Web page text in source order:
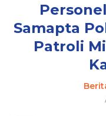
Samapta
Patroli